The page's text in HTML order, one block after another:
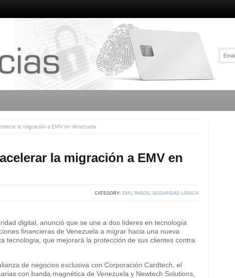
la migración a EMV en Venezuela
la migración a EMV en
CATEGORY: EMV, PAGOS, SEGURIDAD LÓGICA
digital, anunció que se une a dos líderes en tecnología
financieras de Venezuela a migrar hacia una nueva
tecnología, que mejorará la protección de sus clientes contra
de negocios exclusiva con Corporación Cardtech, el
con banda magnética de Venezuela y Newtech Solutions,